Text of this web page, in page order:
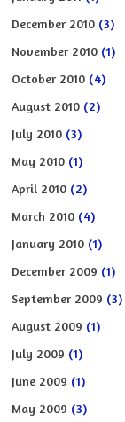
December 2010 (3)
November 2010 (1)
October 2010 (4)
August 2010 (2)
July 2010 (3)
May 2010 (1)
April 2010 (2)
March 2010 (4)
January 2010 (1)
December 2009 (1)
September 2009 (3)
August 2009 (1)
July 2009 (1)
June 2009 (1)
May 2009 (3)